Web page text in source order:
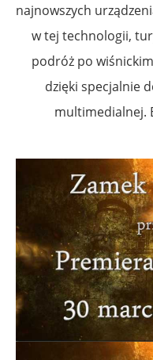
najnowszych
w tej technologii,
podróż po
dzięki specjalnie
multimedialnej.